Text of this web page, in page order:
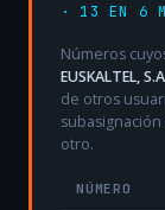
· 13 EN 6
Números
EUSKALTEL,
de otros
otro.
NÚMERO